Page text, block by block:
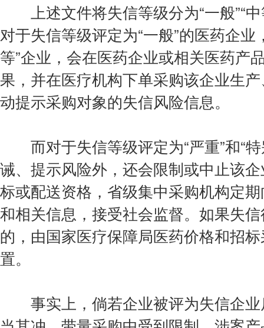
上述文件将失信等级分为“一般”“中
对于失信等级评定为“一般”的医药企
等”企业，会在医药企业或相关医药产
果，并在医疗机构下单采购该企业生
动提示采购对象的失信风险信息。
而对于失信等级评定为“严重”和“特
诫、提示风险外，还会限制或中止该
标或配送资格，省级集中采购机构定
和相关信息，接受社会监督。如果失
的，由国家医疗保障局医药价格和招
置。
事实上，倘若企业被评为失信企业